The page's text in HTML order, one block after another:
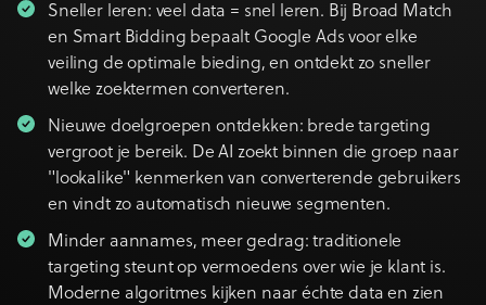
Sneller leren: veel data = snel leren. Bij Broad Match
en Smart Bidding bepaalt Google Ads voor elke
veiling de optimale bieding, en ontdekt zo sneller
welke zoektermen converteren.
Nieuwe doelgroepen ontdekken: brede targeting
vergroot je bereik. De AI zoekt binnen die groep naar
"lookalike" kenmerken van converterende gebruikers
en vindt zo automatisch nieuwe segmenten.
Minder aannames, meer gedrag: traditionele
targeting steunt op vermoedens over wie je klant is.
Moderne algoritmes kijken naar échte data en zien